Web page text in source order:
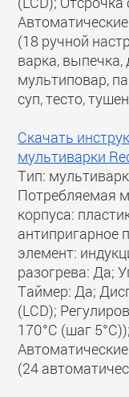
(18 ручной
варка, выпечка,
мультиповар,
суп, тесто,
Скачать
мультиварки
Тип:
Потребляемая
корпуса:
антипригарное
элемент:
разогрева: Да;
Таймер: Да;
(LCD);
170°С (шаг
(24